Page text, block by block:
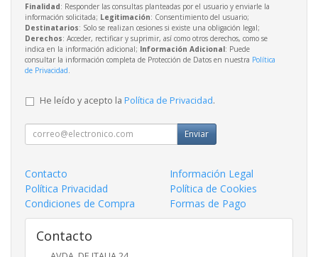
Finalidad: Responder las consultas planteadas por el usuario y enviarle la
información solicitada; Legitimación: Consentimiento del usuario;
Destinatarios: Solo se realizan cesiones si existe una obligación legal;
Derechos: Acceder, rectificar y suprimir, así como otros derechos, como se
indica en la información adicional; Información Adicional: Puede
consultar la información completa de Protección de Datos en nuestra Política
de Privacidad
He leído y acepto la Política de Privacidad.
Enviar
Contacto
Información Legal
Política Privacidad
Política de Cookies
Condiciones de Compra
Formas de Pago
Contacto